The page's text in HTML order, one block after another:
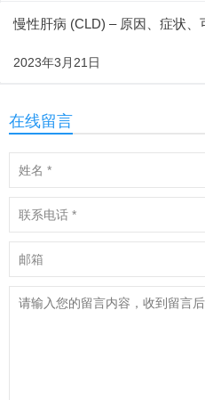
慢性肝病 (CLD) – 原因、症状、
2023年3月21日
在线留言